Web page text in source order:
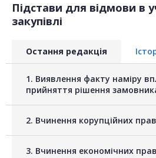
Підстави для відмови в
закупівлі
Остання редакція
1. Виявлення факту наміру
прийняття рішення
2. Вчинення корупційних
3. Вчинення економічних